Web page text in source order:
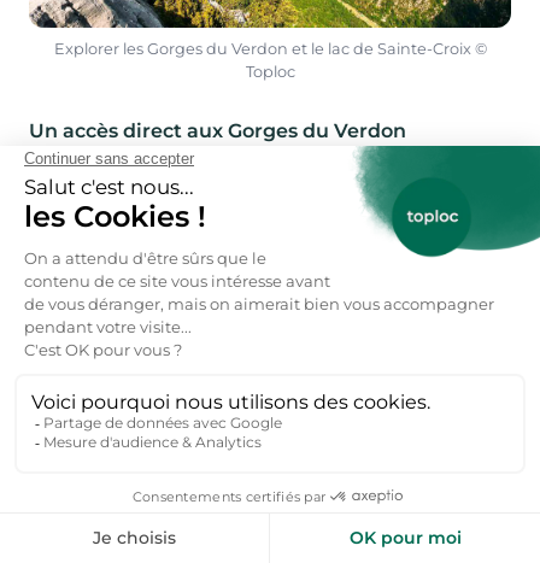
Explorer les Gorges du Verdon et le lac de Sainte-Croix ©
Toploc
Un accès direct aux Gorges du Verdon
Les locations de vacances Var pas cher permettent de
se loger proche des reliefs et de panoramas
exceptionnels des Gorges du Verdon. Les 2 200
hectares du lac de Sainte-Croix est en fait un réservoir
artificiel créé par le barrage du Verdon. Vous pourrez y
louer un canoë dans les centres de sports nautiques à
Bauduen,location vacances Sainte-Croix du Verdon
Randonnée et vélo sur la côté d'Azur
Faron via le téléphérique pour admirer la marina. De
nombreuses balades et randonnées s’offrent à vous